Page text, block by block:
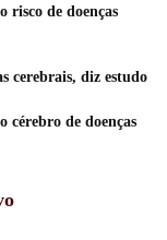
risco de doenças
cerebrais, diz estudo
cérebro de doenças